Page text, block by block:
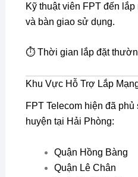
Kỹ thuật viên FPT đến
và bàn giao sử dụng.
⏱️ Thời gian lắp đặt
Khu Vực Hỗ Trợ Lắp
FPT Telecom hiện đã
huyện tại Hải Phòng:
Quận Hồng Bàng
Quận Lê Chân